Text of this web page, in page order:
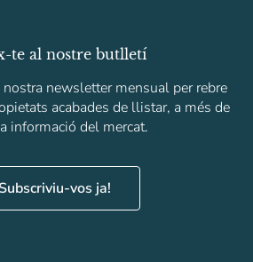
te al nostre butlletí
newsletter mensual per rebre
acabades de llistar, a més de
informació del mercat.
Subscriviu-vos ja!